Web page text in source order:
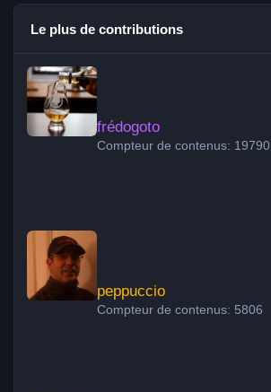
Le plus de contributions
frédogoto
Compteur de contenus: 19790
peppuccio
Compteur de contenus: 5806